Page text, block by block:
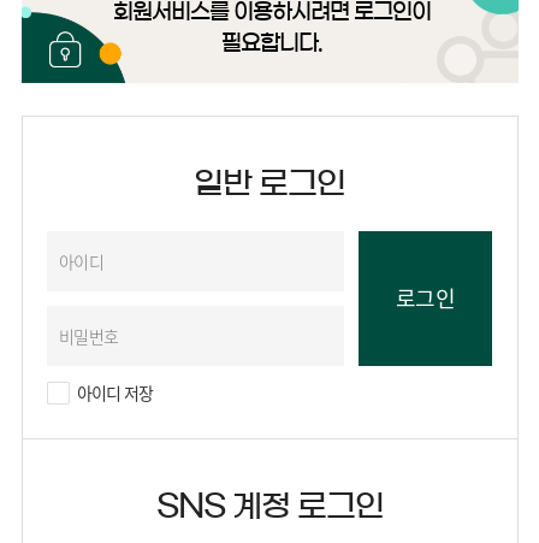
회원서비스를 이용하시려면 로그인이
필요합니다.
일반 로그인
아이디 저장
SNS 계정 로그인